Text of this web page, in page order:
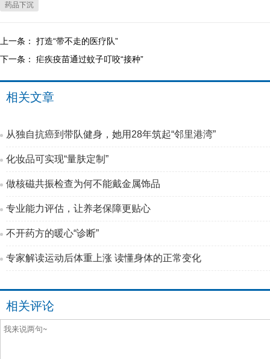
药品下沉
上一条： 打造“带不走的医疗队”
下一条： 疟疾疫苗通过蚊子叮咬“接种”
相关文章
从独自抗癌到带队健身，她用28年筑起“邻里港湾”
化妆品可实现“量肤定制”
做核磁共振检查为何不能戴金属饰品
专业能力评估，让养老保障更贴心
不开药方的暖心“诊断”
专家解读运动后体重上涨 读懂身体的正常变化
相关评论